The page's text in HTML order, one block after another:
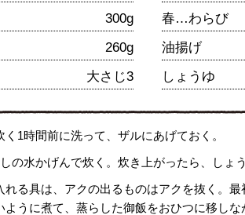
300g
春…わらび
260g
油揚げ
大さじ3 しょうゆ
く1時間前に洗って、ザルにあげておく。
の水かげんで炊く。炊き上がったら、しょ
れる具は、アクの出るものはアクを抜く。
ように煮て、蒸らした御飯をおひつに移し